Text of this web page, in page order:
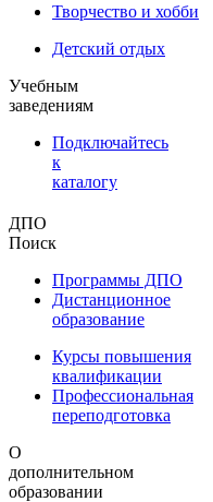
Творчество и хобби
Детский отдых
Учебным
заведениям
Подключайтесь
к
каталогу
ДПО
Поиск
Программы ДПО
Дистанционное
образование
Курсы повышения
квалификации
Профессиональная
переподготовка
О
дополнительном
образовании